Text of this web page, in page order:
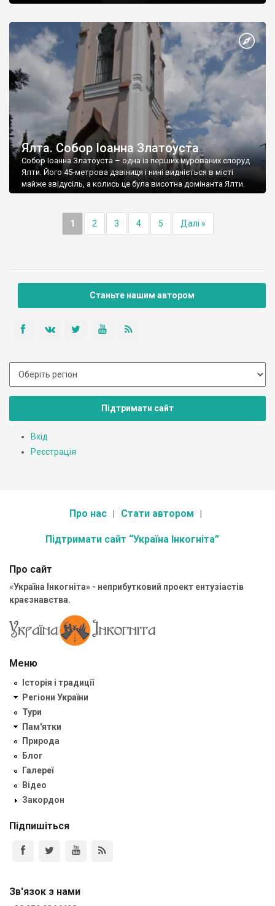
Ялта. Собор Іоанна Златоуста
Собор Іоанна Златоуста – одна із перших мурованих споруд
Ялти. Його 45-метрова дзвіниця і нині видніється в місті
майже звідусіль, а колись це була висотна домінанта Ялти.
1 2 3 4 5 Далі »
Станьте нашим автором
Підтримати сайт
Вхід
Реєстрація
Про нас Стати автором
Підтримати сайт “Україна Інкогніта”
Про сайт
«Україна Інкогніта» - неприбутковий проект ентузіастів
краєзнавства.
Меню
Історія і традиції
Регіони України
Тури
Пам'ятки
Природа
Блог
Галереї
Відео
Закордон
Підпишіться
Зв'язок з нами